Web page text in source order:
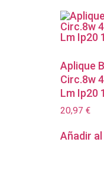
Aplique
Circ.8w
Lm Ip20
20,97 €
Añadir